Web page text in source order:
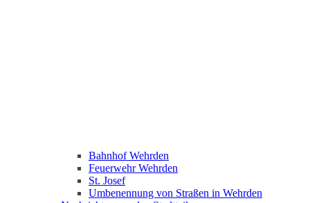
Bahnhof Wehrden
Feuerwehr Wehrden
St. Josef
Umbenennung von Straßen in Wehrden